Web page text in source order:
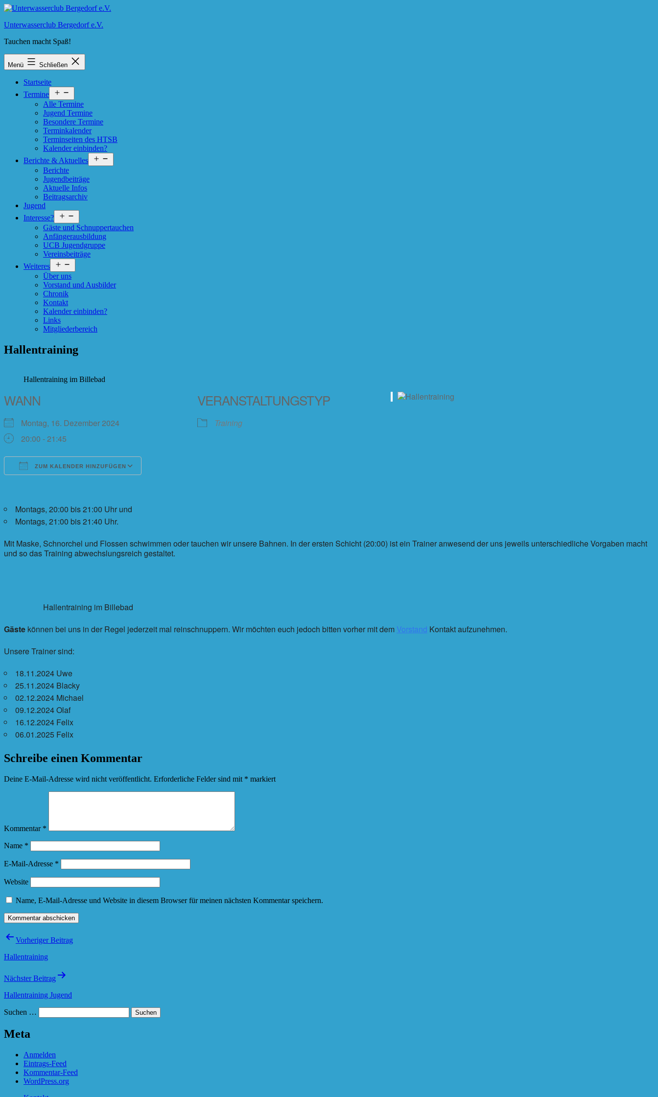
Zum
springen
Unterwasserclub Bergedorf e.V.
Tauchen macht Spaß!
Menü Schließen
Startseite
Termine
öffnen
Alle Termine
Jugend Termine
Besondere Termine
Terminkalender
Terminseiten des HTSB
Kalender einbinden?
Berichte & Aktuelles
öffnen
Berichte
Jugendbeiträge
Aktuelle Infos
Beitragsarchiv
Jugend
Interesse?
öffnen
Gäste und Schnuppertauchen
Anfängerausbildung
UCB Jugend­gruppe
Vereinsbeiträge
Weiteres
öffnen
Über uns
Vorstand und Ausbilder
Chronik
Kontakt
Kalender einbinden?
Links
Mitgliederbereich
Hallentraining
Hallentraining im Billebad
WANN
Montag, 16. Dezember 2024
20:00 - 21:45
ZUM KALENDER HINZUFÜGEN
VERANSTALTUNGSTYP
Training
Montags, 20:00 bis 21:00 Uhr und
Montags, 21:00 bis 21:40 Uhr.
Mit Maske, Schnorchel und Flossen schwimmen oder tauchen wir unsere Bahnen. In der ersten Schicht (20:00) ist ein Trainer anwesend der uns jeweils unterschiedliche Vorgaben macht
und so das Training abwechslungsreich gestaltet.
Hallentraining im Billebad
Gäste können bei uns in der Regel jederzeit mal reinschnuppern. Wir möchten euch jedoch bitten vorher mit dem Vorstand Kontakt aufzunehmen.
Unsere Trainer sind:
18.11.2024 Uwe
25.11.2024 Blacky
02.12.2024 Michael
09.12.2024 Olaf
16.12.2024 Felix
06.01.2025 Felix
Schreibe einen Kommentar
Deine E-Mail-Adresse wird nicht veröffentlicht. Erforderliche Felder sind mit * markiert
Kommentar *
Name *
E-Mail-Adresse *
Website
Name, E-Mail-Adresse und Website in diesem Browser für meinen nächsten Kommentar speichern.
Beitragsnavigation
Vorheriger Beitrag
Hallentraining
Nächster Beitrag
Hallentraining Jugend
Suchen …
Meta
Anmelden
Eintrags-Feed
Kommentar-Feed
WordPress.org